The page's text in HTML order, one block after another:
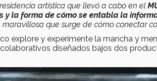
residencia artística que llevó a cabo en el
y la forma de cómo se entabla la
que surge de cómo conectar
explore y experimente la mancha y
diseñados bajos dos